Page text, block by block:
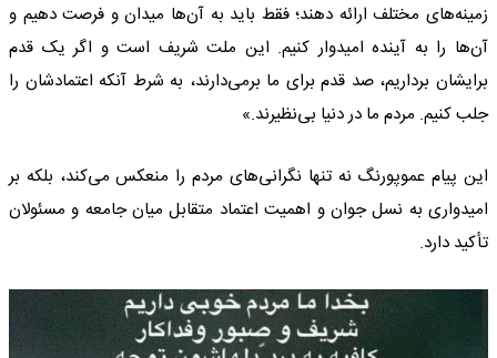
زمینه‌های مختلف ارائه دهند؛ فقط باید به آن‌ها میدان و فرصت دهیم و
آن‌ها را به آینده امیدوار کنیم. این ملت شریف است و اگر یک قدم
برایشان برداریم، صد قدم برای ما برمی‌دارند، به شرط آنکه اعتمادشان را
جلب کنیم. مردم ما در دنیا بی‌نظیرند.»
این پیام عموپورنگ نه تنها نگرانی‌های مردم را منعکس می‌کند، بلکه بر
امیدواری به نسل جوان و اهمیت اعتماد متقابل میان جامعه و مسئولان
تأکید دارد.